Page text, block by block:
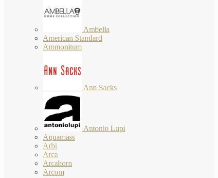
Ambella
American Standard
Ammonitum
Ann Sacks
Antonio Lupi
Aquamass
Arbi
Arca
Arcahorn
Arcom